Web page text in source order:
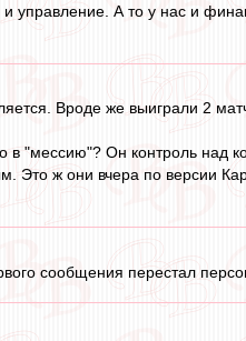
управление. А то у нас и
Вроде же выиграли 2
"мессию"? Он контроль над
Это ж они вчера по версии
сообщения перестал